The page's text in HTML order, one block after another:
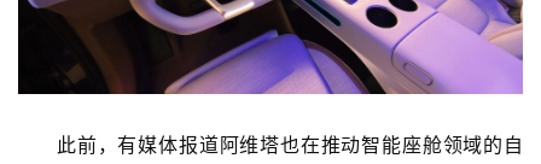
此前，有媒体报道阿维塔也在推动智能座舱领域的自